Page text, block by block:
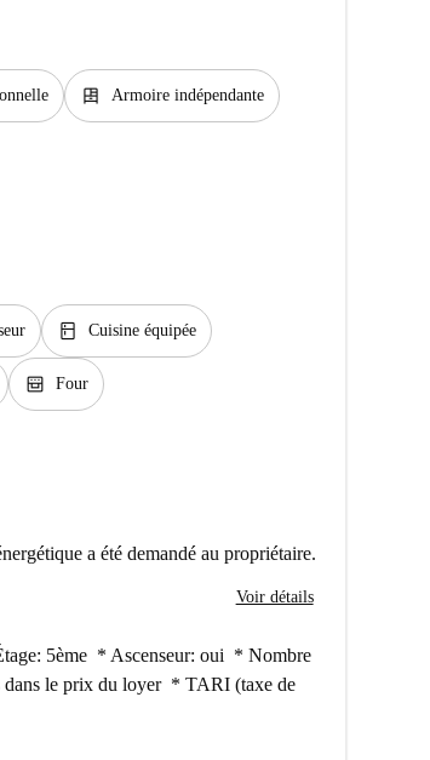
dresser Armoire indépendante
kitchen Cuisine équipée
oven_gen Four
a été demandé au propriétaire.
Voir détails
5ème * Ascenseur: oui * Nombre
dans le prix du loyer * TARI (taxe de